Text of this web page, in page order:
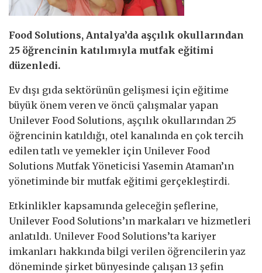
Food Solutions, Antalya’da aşçılık okullarından
25 öğrencinin katılımıyla mutfak eğitimi
düzenledi.
Ev dışı gıda sektörünün gelişmesi için eğitime
büyük önem veren ve öncü çalışmalar yapan
Unilever Food Solutions, aşçılık okullarından 25
öğrencinin katıldığı, otel kanalında en çok tercih
edilen tatlı ve yemekler için Unilever Food
Solutions Mutfak Yöneticisi Yasemin Ataman’ın
yönetiminde bir mutfak eğitimi gerçekleştirdi.
Etkinlikler kapsamında geleceğin şeflerine,
Unilever Food Solutions’ın markaları ve hizmetleri
anlatıldı. Unilever Food Solutions’ta kariyer
imkanları hakkında bilgi verilen öğrencilerin yaz
döneminde şirket bünyesinde çalışan 13 şefin